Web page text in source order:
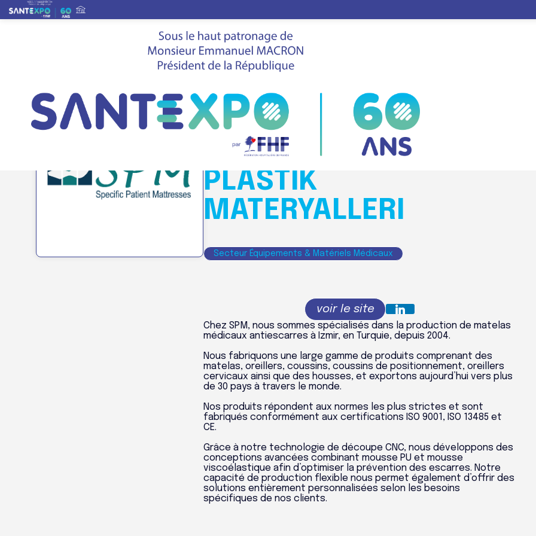
S.P.M SÜNGER PLASTIK
Stand Q20
S.P.M SÜNGER
PLASTIK
MATERYALLERI
Secteur Équipements & Matériels Médicaux
Chez SPM, nous sommes spécialisés dans la production de matelas
médicaux antiescarres à Izmir, en Turquie, depuis 2004.
Nous fabriquons une large gamme de produits comprenant des
matelas, oreillers, coussins, coussins de positionnement, oreillers
cervicaux ainsi que des housses, et exportons aujourd’hui vers plus
de 30 pays à travers le monde.
Nos produits répondent aux normes les plus strictes et sont
fabriqués conformément aux certifications ISO 9001, ISO 13485 et
CE.
Grâce à notre technologie de découpe CNC, nous développons des
conceptions avancées combinant mousse PU et mousse
viscoélastique afin d’optimiser la prévention des escarres. Notre
capacité de production flexible nous permet également d’offrir des
solutions entièrement personnalisées selon les besoins
spécifiques de nos clients.